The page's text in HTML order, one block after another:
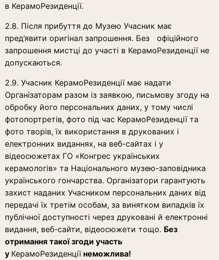
в КерамоРезиденції.
2.8. Після прибуття до Музею Учасник має
пред’явити оригінал запрошення. Без офіційного
запрошення мистці до участі в КерамоРезиденції не
допускаються.
2.9. Учасник КерамоРезиденції має надати
Організаторам разом із заявкою, письмову згоду на
обробку його персональних даних, у тому числі
фотопортретів, фото під час КерамоРезиденції та
фото творів, їх використання в друкованих і
електронних виданнях, на веб-сайтах і у
відеосюжетах ГО «Конгрес українських
керамологів» та Національного музею-заповідника
українського гончарства. Організатори гарантують
захист наданих Учасником персональних даних від
передачі їх третім особам, за винятком випадків їх
публічної доступності через друковані й електронні
видання, веб-сайти, відеосюжети тощо. Без
отримання такої згоди участь
у КерамоРезиденціїнеможлива!